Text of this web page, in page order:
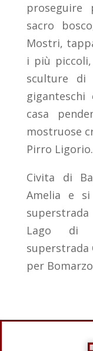
proseguire
sacro
Mostri,
i più
sculture di
casa
mostruose
Pirro Ligorio.
Civita di
Amelia e
Lago di
superstrada
per